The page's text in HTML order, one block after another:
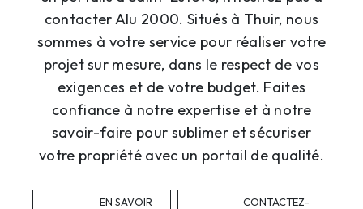
contacter Alu 2000. Situés à Thuir, nous
sommes à votre service pour réaliser votre
projet sur mesure, dans le respect de vos
exigences et de votre budget. Faites
confiance à notre expertise et à notre
savoir-faire pour sublimer et sécuriser
votre propriété avec un portail de qualité.
EN SAVOIR
CONTACTEZ-